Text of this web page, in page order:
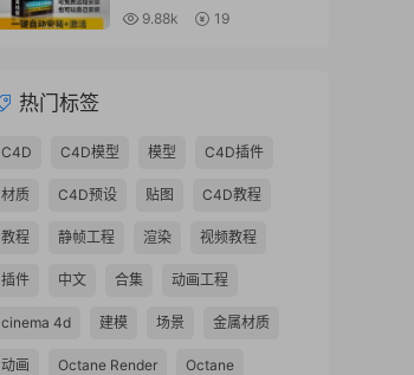
订阅注册C4D插件汉化双
9.88k 19
热门标签
C4D C4D模型 模型 C4D插件
材质 C4D预设 贴图 C4D教程
教程 静帧工程 渲染 视频教程
插件 中文 合集 动画工程
cinema 4d 建模 场景 金属材质
动画 Octane Render Octane